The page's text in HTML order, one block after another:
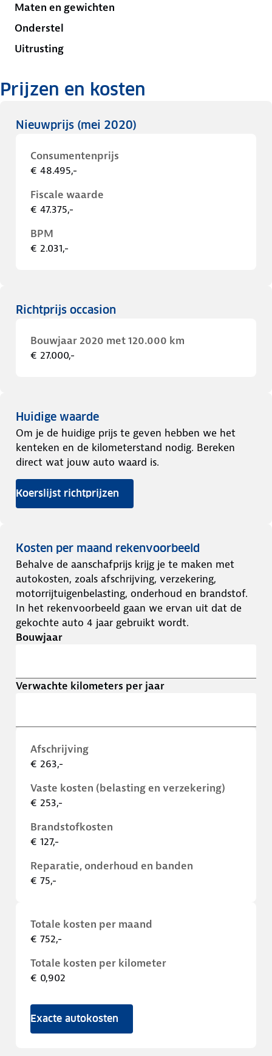
Maten en gewichten
Onderstel
Uitrusting
Prijzen en kosten
Nieuwprijs (mei 2020)
Consumentenprijs
€ 48.495,-
Fiscale waarde
€ 47.375,-
BPM
€ 2.031,-
Richtprijs occasion
Bouwjaar 2020 met 120.000 km
€ 27.000,-
Huidige waarde
Om je de huidige prijs te geven hebben we het
kenteken en de kilometerstand nodig. Bereken
direct wat jouw auto waard is.
Koerslijst richtprijzen
Kosten per maand rekenvoorbeeld
Behalve de aanschafprijs krijg je te maken met
autokosten, zoals afschrijving, verzekering,
motorrijtuigenbelasting, onderhoud en brandstof.
In het rekenvoorbeeld gaan we ervan uit dat de
gekochte auto 4 jaar gebruikt wordt.
Bouwjaar
Verwachte kilometers per jaar
Afschrijving
€ 263,-
Vaste kosten (belasting en verzekering)
€ 253,-
Brandstofkosten
€ 127,-
Reparatie, onderhoud en banden
€ 75,-
Totale kosten per maand
€ 752,-
Totale kosten per kilometer
€ 0,902
Exacte autokosten